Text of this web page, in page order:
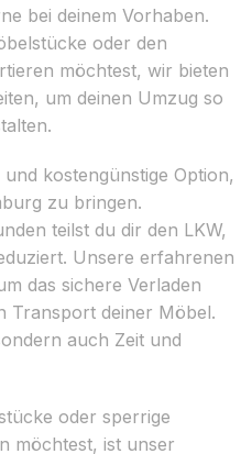
bei deinem Vorhaben.
oder den
möchtest, wir bieten
um deinen Umzug so
kostengünstige Option,
zu bringen.
teilst du dir den LKW,
Unsere erfahrenen
das sichere Verladen
Transport deiner Möbel.
auch Zeit und
oder sperrige
möchtest, ist unser